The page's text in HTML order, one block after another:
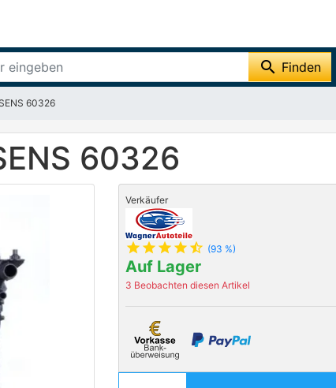
search Finden
60326
60326
Verkäufer
star star star star star_half (93 %)
Auf Lager
3 Beobachten diesen Artikel